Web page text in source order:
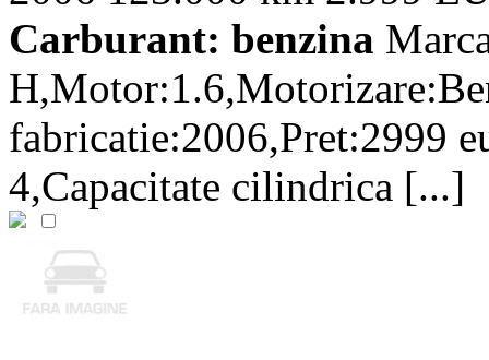
Carburant: benzina
fabricatie:2006,Pret:2999
4,Capacitate cilindrica [...]